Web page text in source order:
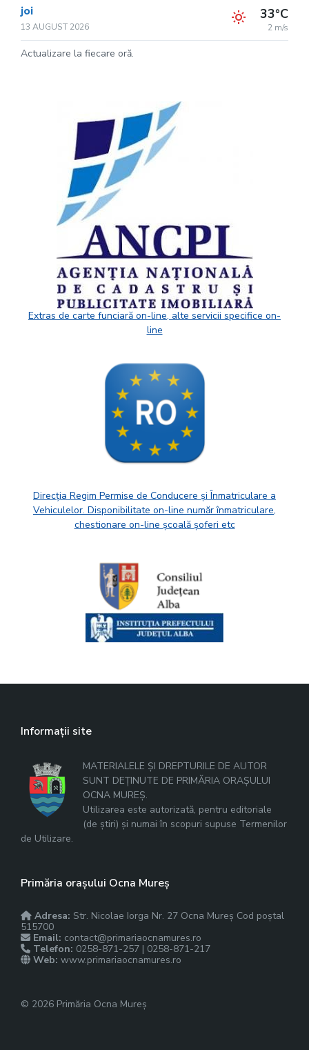
joi
13 AUGUST 2026
33°C
2 m/s
Actualizare la fiecare oră.
Extras de carte funciară on-line, alte servicii specifice on-
line
Direcția Regim Permise de Conducere și Înmatriculare a
Vehiculelor. Disponibilitate on-line număr înmatriculare,
chestionare on-line școală șoferi etc
Informații site
MATERIALELE ȘI DREPTURILE DE AUTOR
SUNT DEȚINUTE DE PRIMĂRIA ORAȘULUI
OCNA MUREȘ.
Utilizarea este autorizată, pentru editoriale
(de știri) și numai în scopuri supuse Termenilor
de Utilizare.
Primăria orașului Ocna Mureș
Adresa: Str. Nicolae Iorga Nr. 27 Ocna Mureș Cod poștal
515700
Email: contact@primariaocnamures.ro
Telefon: 0258-871-257 | 0258-871-217
Web: www.primariaocnamures.ro
© 2026 Primăria Ocna Mureș